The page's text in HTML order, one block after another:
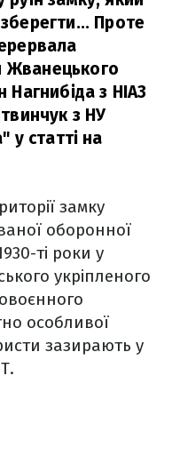
Проте
Жванецького
з НІАЗ
з НУ
у статті на
замку
оборонної
ті роки у
укріпленого
особливої
зазирають у